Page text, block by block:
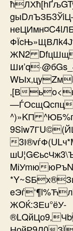
ЖN2
‚[В
^)»KП
MіУmю
ЖOЌ:ЗЕu°ёУ-